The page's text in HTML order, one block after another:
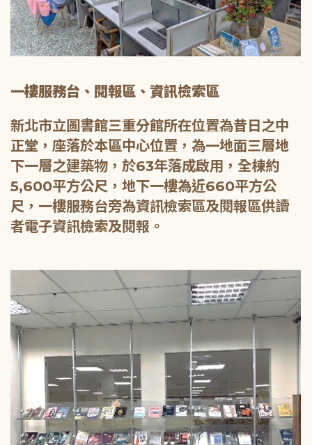
一樓服務台、閱報區、資訊檢索區
新北市立圖書館三重分館所在位置為昔日之中
正堂，座落於本區中心位置，為一地面三層地
下一層之建築物，於63年落成啟用，全棟約
5,600平方公尺，地下一樓為近660平方公
尺，一樓服務台旁為資訊檢索區及閱報區供讀
者電子資訊檢索及閱報。